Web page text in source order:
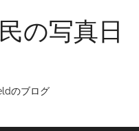
の写真日
のブログ